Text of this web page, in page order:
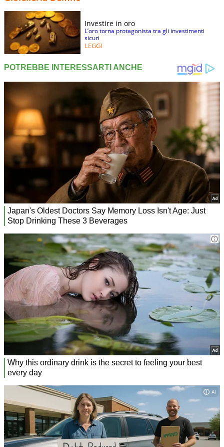
Investire in oro
L’oro torna protagonista tra gli investimenti
sicuri
LEGGI